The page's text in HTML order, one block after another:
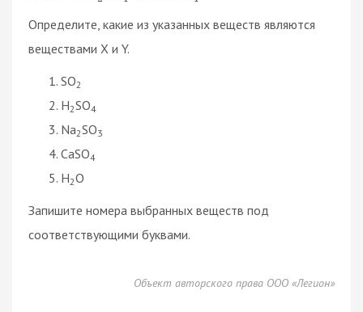
Определите, какие из указанных веществ являются
веществами X и Y.
SO2
H2SO4
Na2SO3
CaSO4
H2O
Запишите номера выбранных веществ под
соответствующими буквами.
Объект авторского права ООО «Легион»